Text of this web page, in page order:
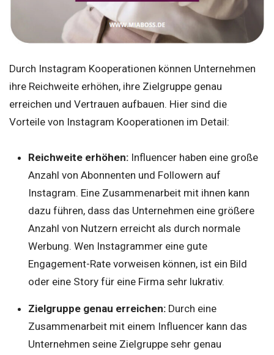
Durch Instagram Kooperationen können Unternehmen
ihre Reichweite erhöhen, ihre Zielgruppe genau
erreichen und Vertrauen aufbauen. Hier sind die
Vorteile von Instagram Kooperationen im Detail:
Reichweite erhöhen: Influencer haben eine große
Anzahl von Abonnenten und Followern auf
Instagram. Eine Zusammenarbeit mit ihnen kann
dazu führen, dass das Unternehmen eine größere
Anzahl von Nutzern erreicht als durch normale
Werbung. Wen Instagrammer eine gute
Engagement-Rate vorweisen können, ist ein Bild
oder eine Story für eine Firma sehr lukrativ.
Zielgruppe genau erreichen:Durch eine
Zusammenarbeit mit einem Influencer kann das
Unternehmen seine Zielgruppe sehr genau